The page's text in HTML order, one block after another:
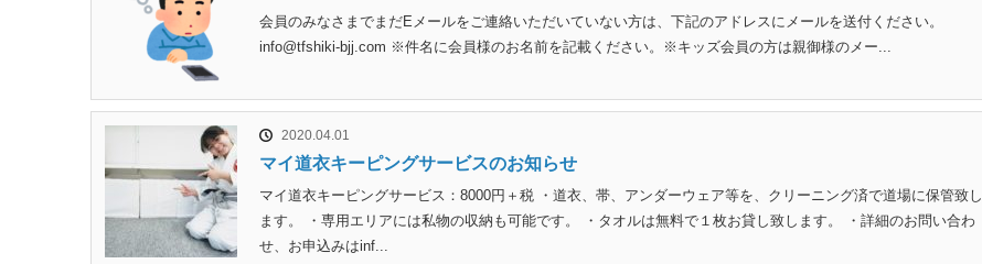
会員のみなさまでまだEメールをご連絡いただいていない方は、下記のアドレスにメールを送付ください。
info@tfshiki-bjj.com ※件名に会員様のお名前を記載ください。※キッズ会員の方は親御様のメー...
2020.04.01
マイ道衣キーピングサービスのお知らせ
マイ道衣キーピングサービス：8000円＋税 ・道衣、帯、アンダーウェア等を、クリーニング済で道場に保管致し
ます。 ・専用エリアには私物の収納も可能です。 ・タオルは無料で１枚お貸し致します。 ・詳細のお問い合わ
せ、お申込みはinf...